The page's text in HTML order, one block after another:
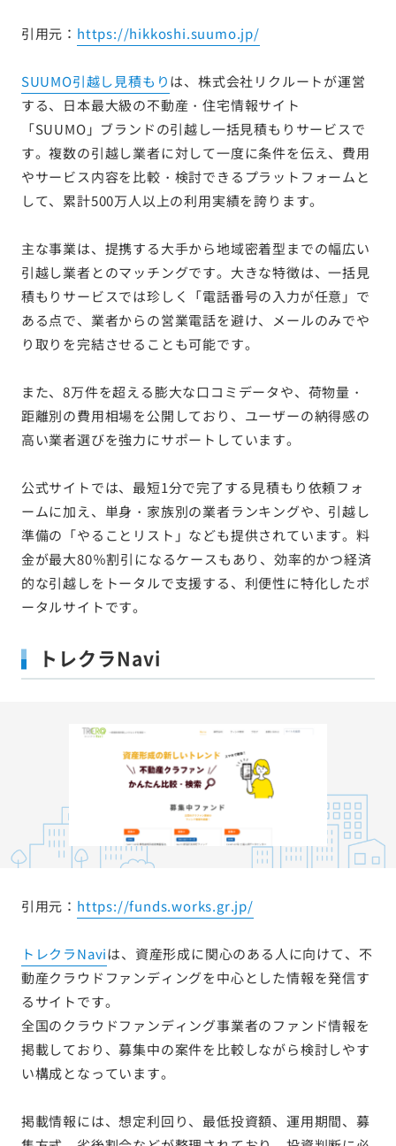
引用元： https://hikkoshi.suumo.jp/
SUUMO引越し見積もりは、株式会社リクルートが運営
する、日本最大級の不動産・住宅情報サイト
「SUUMO」ブランドの引越し一括見積もりサービスで
す。複数の引越し業者に対して一度に条件を伝え、費用
やサービス内容を比較・検討できるプラットフォームと
して、累計500万人以上の利用実績を誇ります。
主な事業は、提携する大手から地域密着型までの幅広い
引越し業者とのマッチングです。大きな特徴は、一括見
積もりサービスでは珍しく「電話番号の入力が任意」で
ある点で、業者からの営業電話を避け、メールのみでや
り取りを完結させることも可能です。
また、8万件を超える膨大な口コミデータや、荷物量・
距離別の費用相場を公開しており、ユーザーの納得感の
高い業者選びを強力にサポートしています。
公式サイトでは、最短1分で完了する見積もり依頼フォ
ームに加え、単身・家族別の業者ランキングや、引越し
準備の「やることリスト」なども提供されています。料
金が最大80％割引になるケースもあり、効率的かつ経済
的な引越しをトータルで支援する、利便性に特化したポ
ータルサイトです。
トレクラNavi
引用元： https://funds.works.gr.jp/
トレクラNaviは、資産形成に関心のある人に向けて、不
動産クラウドファンディングを中心とした情報を発信す
るサイトです。
全国のクラウドファンディング事業者のファンド情報を
掲載しており、募集中の案件を比較しながら検討しやす
い構成となっています。
掲載情報には、想定利回り、最低投資額、運用期間、募